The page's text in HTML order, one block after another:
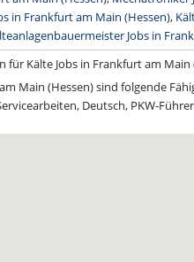
in Frankfurt am Main (Hessen),
Jobs in
für Kälte Jobs in Frankfurt am Main
Main (Hessen) sind folgende
Deutsch, PKW-